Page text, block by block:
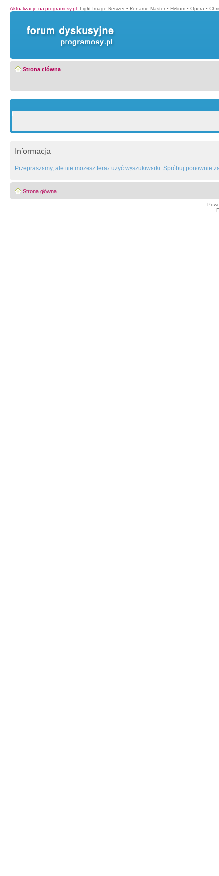
Aktualizacje na programosy.pl: Light Image Resizer • Rename Master • Helium • Opera •
Strona główna
Informacja
Przepraszamy, ale nie możesz teraz użyć wyszukiwarki. Spróbuj ponownie
Strona główna